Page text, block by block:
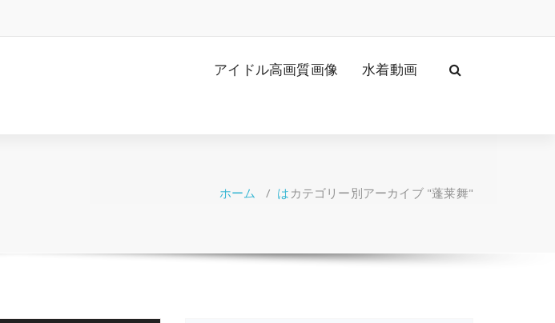
アイドル高画質画像 水着動画
ホーム / は カテゴリー別アーカイブ "蓬莱舞"